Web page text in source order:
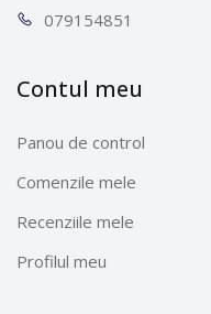
0791 54851
Contul meu
Panou de control
Comenzile mele
Recenziile mele
Profilul meu